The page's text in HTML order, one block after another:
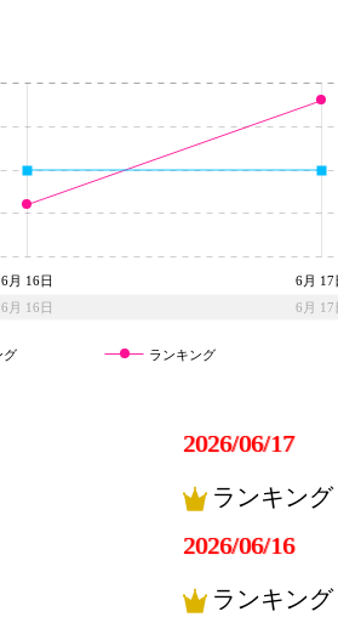
6月 16日 6月 17
6月 16日 6月 17
グ ランキング
2026/06/17
ランキン
2026/06/16
ランキン